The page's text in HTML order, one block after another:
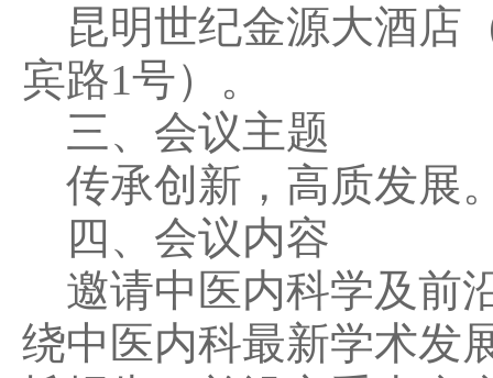
昆明世纪金源大酒店
宾路1号）。
三、会议主题
传承创新，高质发展
四、会议内容
邀请中医内科学及前
绕中医内科最新学术发